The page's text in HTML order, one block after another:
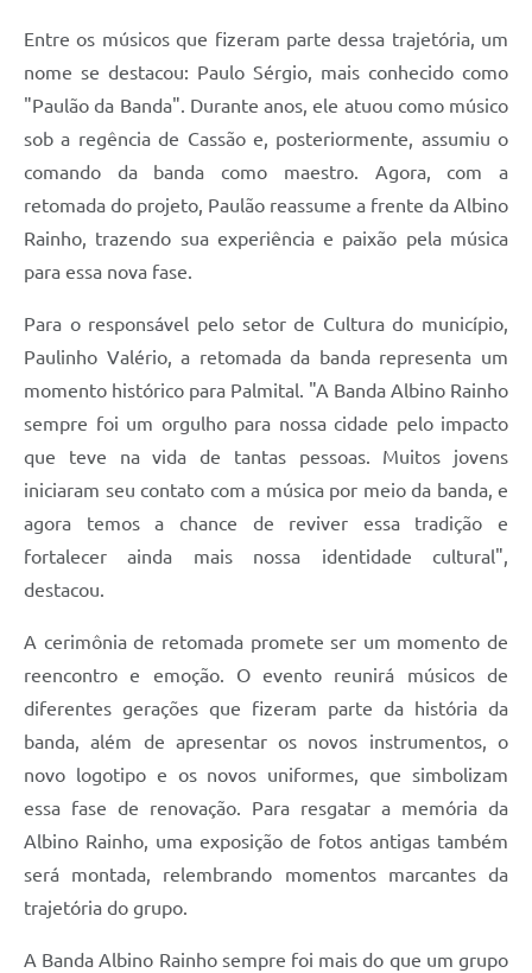
Entre os músicos que fizeram parte dessa trajetória, um
nome se destacou: Paulo Sérgio, mais conhecido como
"Paulão da Banda". Durante anos, ele atuou como músico
sob a regência de Cassão e, posteriormente, assumiu o
comando da banda como maestro. Agora, com a
retomada do projeto, Paulão reassume a frente da Albino
Rainho, trazendo sua experiência e paixão pela música
para essa nova fase.
Para o responsável pelo setor de Cultura do município,
Paulinho Valério, a retomada da banda representa um
momento histórico para Palmital. "A Banda Albino Rainho
sempre foi um orgulho para nossa cidade pelo impacto
que teve na vida de tantas pessoas. Muitos jovens
iniciaram seu contato com a música por meio da banda, e
agora temos a chance de reviver essa tradição e
fortalecer ainda mais nossa identidade cultural",
destacou.
A cerimônia de retomada promete ser um momento de
reencontro e emoção. O evento reunirá músicos de
diferentes gerações que fizeram parte da história da
banda, além de apresentar os novos instrumentos, o
novo logotipo e os novos uniformes, que simbolizam
essa fase de renovação. Para resgatar a memória da
Albino Rainho, uma exposição de fotos antigas também
será montada, relembrando momentos marcantes da
trajetória do grupo.
A Banda Albino Rainho sempre foi mais do que um grupo